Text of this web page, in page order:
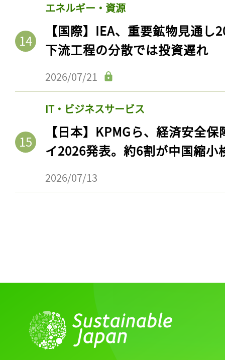
エネルギー・資源
【国際】IEA、重要鉱物見通
下流工程の分散では投資遅れ
2026/07/21
IT・ビジネスサービス
【日本】KPMGら、経済安全
イ2026発表。約6割が中国縮小
2026/07/13
記事をお気に入りに
ログインが必
ログイン